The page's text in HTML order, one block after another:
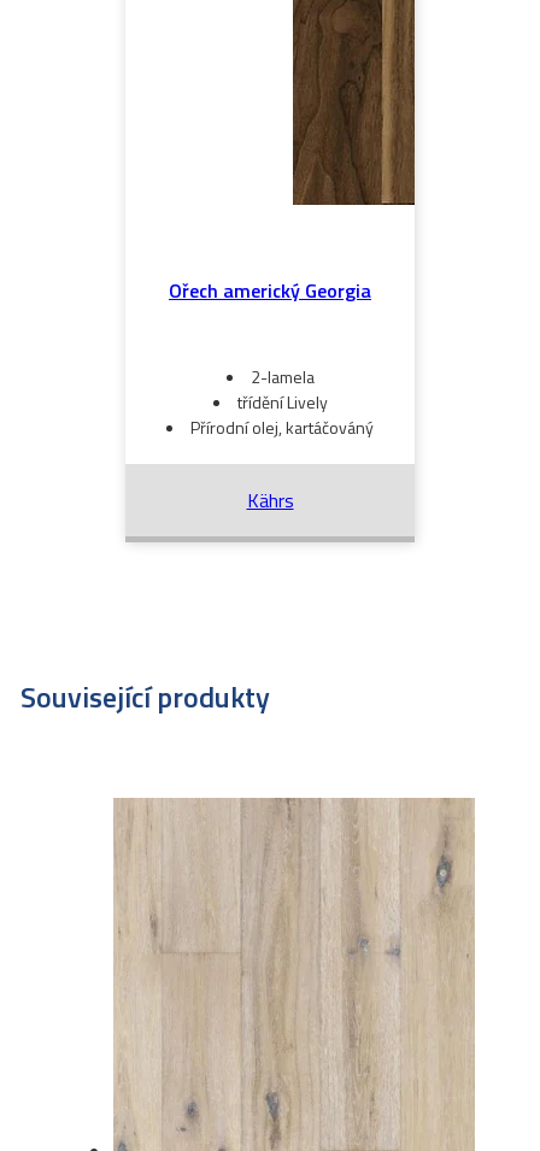
Ořech americký Georgia
2-lamela
třídění Lively
Přírodní olej, kartáčováný
Kährs
Související produkty